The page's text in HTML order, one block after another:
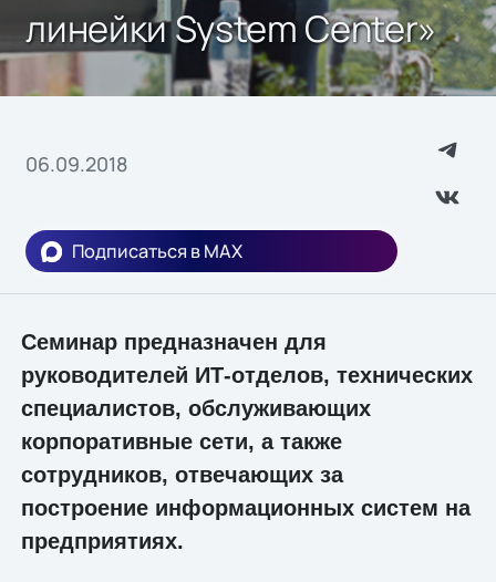
линейки System Center»
06.09.2018
Подписаться в MAX
Семинар предназначен для
руководителей ИТ-отделов, технических
специалистов, обслуживающих
корпоративные сети, а также
сотрудников, отвечающих за
построение информационных систем на
предприятиях.